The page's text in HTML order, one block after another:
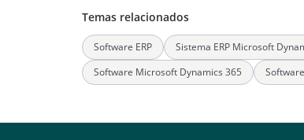
Temas relacionados
Software ERP Sistema ERP Microsoft
Software Microsoft Dynamics 365